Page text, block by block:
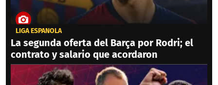
LIGA ESPAÑOLA
La segunda oferta del Barça por Rodri; el
contrato y salario que acordaron